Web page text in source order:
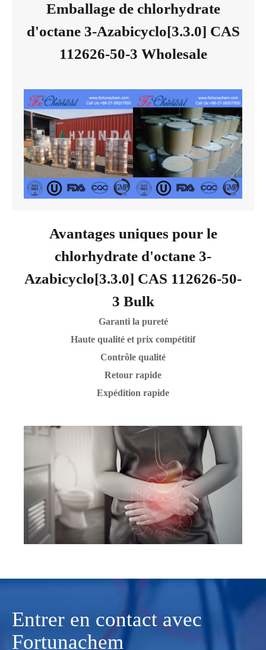
Emballage de chlorhydrate
d'octane 3-Azabicyclo[3.3.0] CAS
112626-50-3 Wholesale
Avantages uniques pour le
chlorhydrate d'octane 3-
Azabicyclo[3.3.0] CAS 112626-50-
3 Bulk
Garanti la pureté
Haute qualité et prix compétitif
Contrôle qualité
Retour rapide
Expédition rapide
Entrer en contact avec
Fortunachem